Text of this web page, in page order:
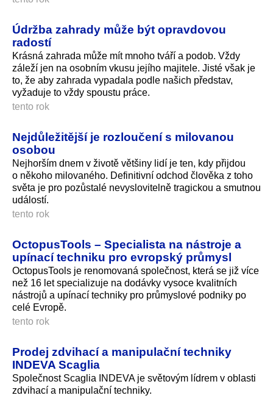
Údržba zahrady může být opravdovou
radostí
Krásná zahrada může mít mnoho tváří a podob. Vždy
záleží jen na osobním vkusu jejího majitele. Jisté však je
to, že aby zahrada vypadala podle našich představ,
vyžaduje to vždy spoustu práce.
tento rok
Nejdůležitější je rozloučení s milovanou
osobou
Nejhorším dnem v životě většiny lidí je ten, kdy přijdou
o někoho milovaného. Definitivní odchod člověka z toho
světa je pro pozůstalé nevyslovitelně tragickou a smutnou
událostí.
tento rok
OctopusTools – Specialista na nástroje a
upínací techniku pro evropský průmysl
OctopusTools je renomovaná společnost, která se již více
než 16 let specializuje na dodávky vysoce kvalitních
nástrojů a upínací techniky pro průmyslové podniky po
celé Evropě.
tento rok
Prodej zdvihací a manipulační techniky
INDEVA Scaglia
Společnost Scaglia INDEVA je světovým lídrem v oblasti
zdvihací a manipulační techniky.